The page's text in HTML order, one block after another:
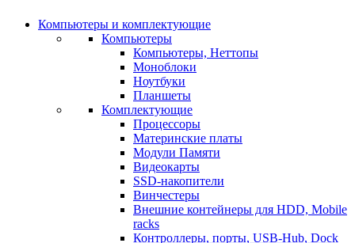
Компьютеры и комплектующие
Компьютеры
Компьютеры, Неттопы
Моноблоки
Ноутбуки
Планшеты
Комплектующие
Процессоры
Материнские платы
Модули Памяти
Видеокарты
SSD-накопители
Винчестеры
Внешние контейнеры для HDD, Mobile
racks
Контроллеры, порты, USB-Hub, Dock